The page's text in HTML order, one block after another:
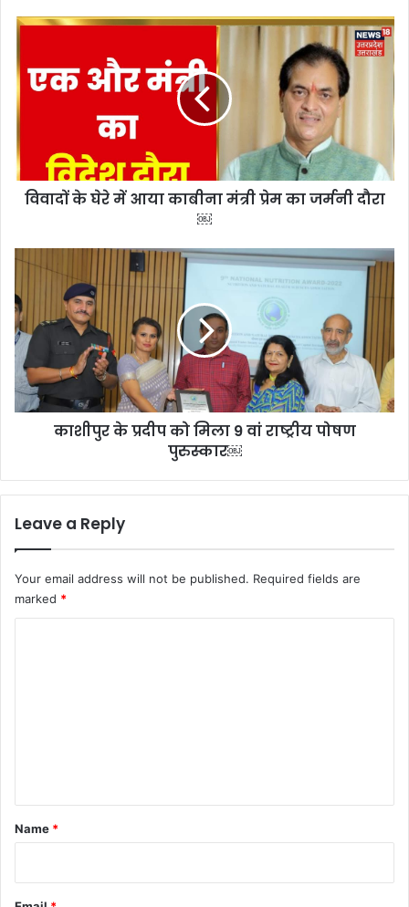
विवादों
घेरे
में
आया
काबीना
प्रेम
का
जर्मनी
विवादों के घेरे में आया काबीना मंत्री प्रेम का जर्मनी दौरा
￼
काशीपुर
प्रदीप
को
मिला
9
राष्ट्रीय
पोषण
काशीपुर के प्रदीप को मिला 9 वां राष्ट्रीय पोषण
पुरुस्कार￼
Leave a Reply
Your email address will not be published. Required fields are
marked *
*
Name *